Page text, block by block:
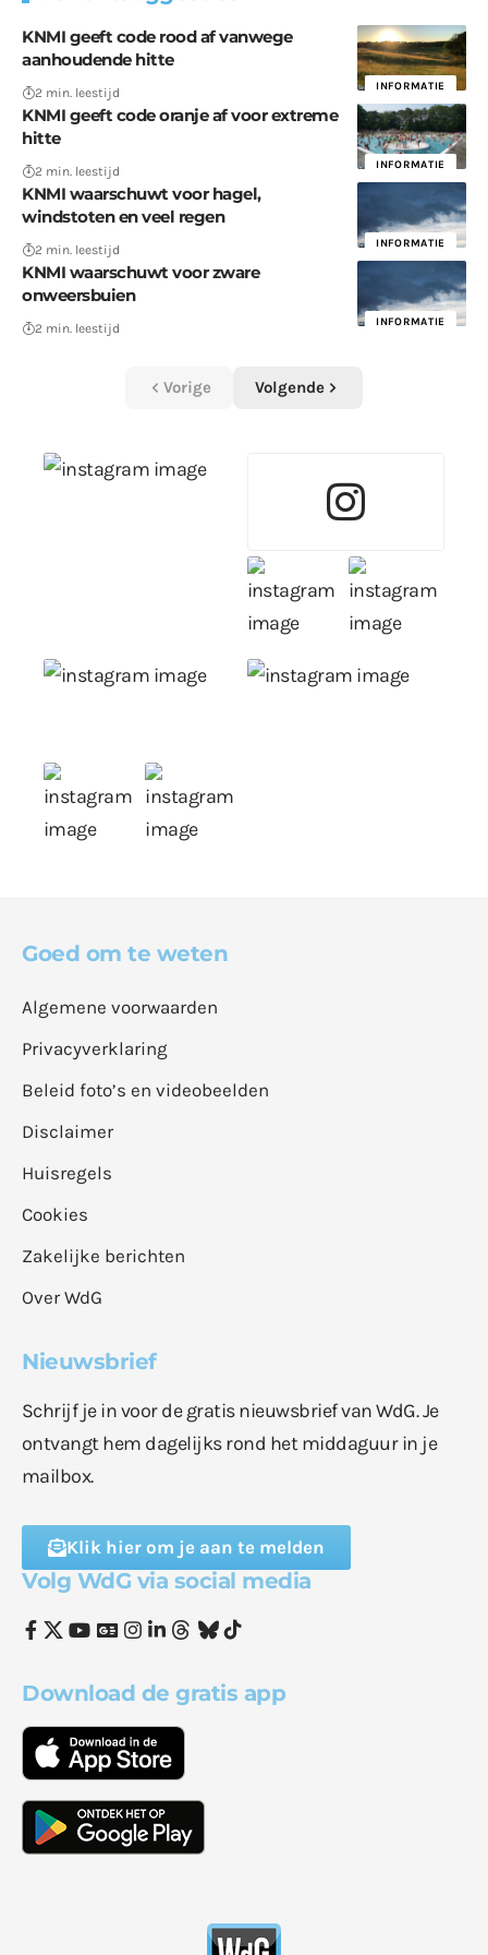
INFORMATIE
KNMI geeft code rood af vanwege
aanhoudende hitte
2 min. leestijd
INFORMATIE
KNMI geeft code oranje af voor extreme
hitte
2 min. leestijd
INFORMATIE
KNMI waarschuwt voor hagel,
windstoten en veel regen
2 min. leestijd
INFORMATIE
KNMI waarschuwt voor zware
onweersbuien
2 min. leestijd
Vorige Volgende
Goed om te weten
Algemene voorwaarden
Privacyverklaring
Beleid foto’s en videobeelden
Disclaimer
Huisregels
Cookies
Zakelijke berichten
Over WdG
Nieuwsbrief
Schrijf je in voor de gratis nieuwsbrief van WdG. Je
ontvangt hem dagelijks rond het middaguur in je
mailbox.
Klik hier om je aan te melden
Volg WdG via social media
Download de gratis app